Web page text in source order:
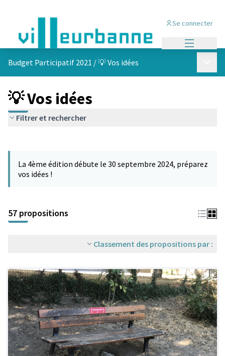
Se connecter
Budget Participatif 2021 /💡 Vos idées
💡 Vos idées
Filtrer et rechercher
La 4ème édition débute le 30 septembre 2024, préparez
vos idées !
57 propositions
Classement des propositions par :